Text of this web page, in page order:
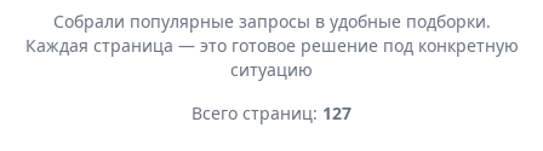
Собрали популярные запросы в удобные подборки.
Каждая страница — это готовое решение под конкретную
ситуацию
Всего страниц: 127